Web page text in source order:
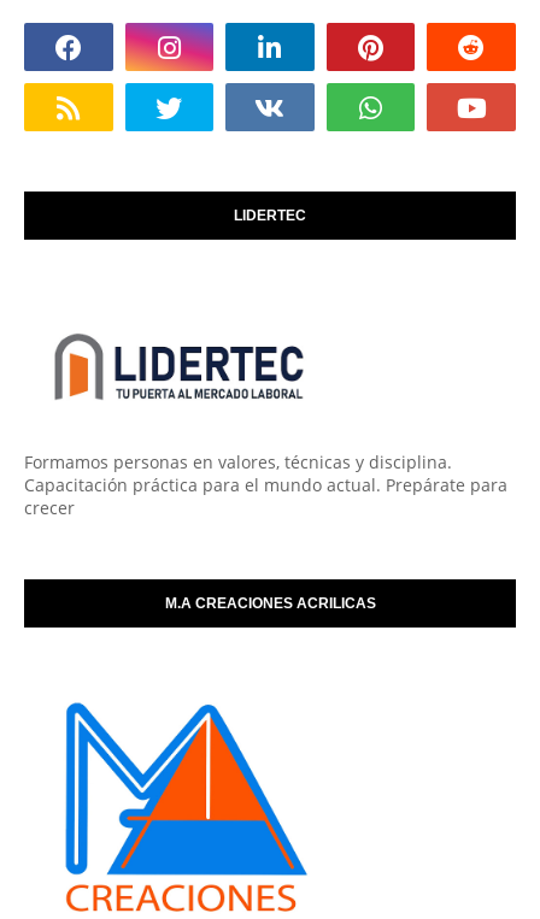
LIDERTEC
Formamos personas en valores, técnicas y disciplina.
Capacitación práctica para el mundo actual. Prepárate para
crecer
M.A CREACIONES ACRILICAS